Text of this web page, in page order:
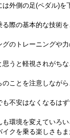
は外側の足(ペダル)を
る際の基本的な技術
グのトレーニングや
うと軽視されがち
ことを注意しなが
不安はなくなるはず
環境を変えていろ
イクを乗る楽しさも